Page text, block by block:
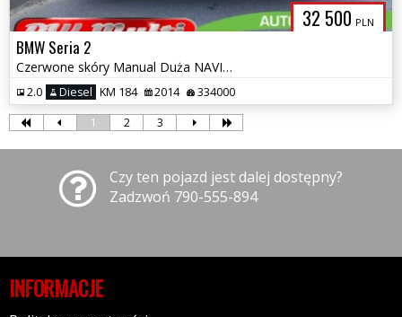
32 500 PLN
BMW Seria 2
Czerwone skóry Manual Duża NAVI Zarejestrowany ZAMIANA GWARANCJA!
2.0 Diesel KM 184 2014 334000
1 2 3
Czy ten pojazd jest dalej dostępny?
Zadzwoń 790-555-894
INFORMACJE